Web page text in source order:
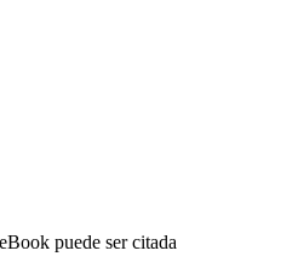
puede ser citada